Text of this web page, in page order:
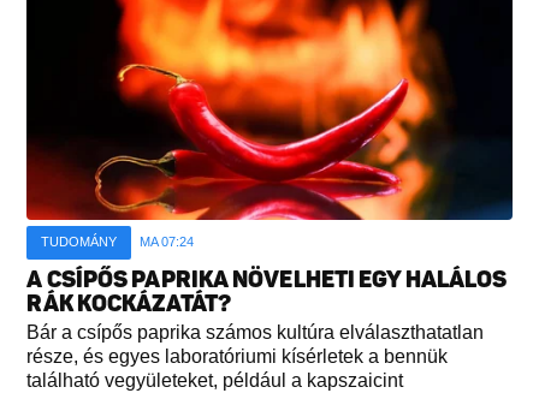
TUDOMÁNY MA 07:24
A CSÍPŐS PAPRIKA NÖVELHETI EGY HALÁLOS
RÁK KOCKÁZATÁT?
Bár a csípős paprika számos kultúra elválaszthatatlan
része, és egyes laboratóriumi kísérletek a bennük
található vegyületeket, például a kapszaicint